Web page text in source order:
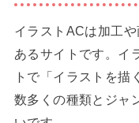
イラストACは加工
あるサイトです。イ
トで「イラストを描
数多くの種類とジャ